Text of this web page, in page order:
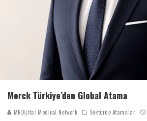
Merck Türkiye’den Global Atama
MNDijital Medical Network Sektörde Atamalar